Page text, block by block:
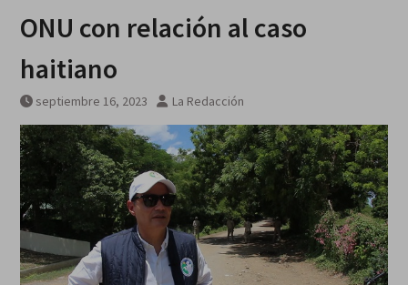
ONU con relación al caso
haitiano
septiembre 16, 2023 La Redacción